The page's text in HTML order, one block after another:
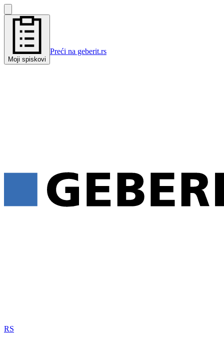
Moji spiskovi
Preći na geberit.rs
RS